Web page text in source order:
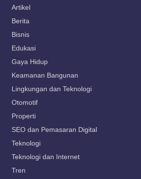
Artikel
Berita
Bisnis
Edukasi
Gaya Hidup
Keamanan Bangunan
Lingkungan dan Teknologi
Otomotif
Properti
SEO dan Pemasaran Digital
Teknologi
Teknologi dan Internet
Tren